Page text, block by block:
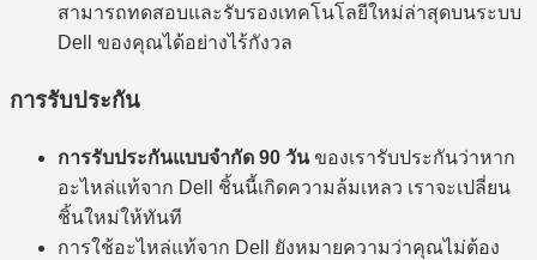
สามารถทดสอบและรับรองเทคโนโลยีใหม่ล่าสุดบนระบบ
Dell ของคุณได้อย่างไร้กังวล
การรับประกัน
การรับประกันแบบจำกัด 90 วันของเรารับประกันว่าหาก
อะไหล่แท้จาก Dell ชิ้นนี้เกิดความล้มเหลว เราจะเปลี่ยน
ชิ้นใหม่ให้ทันที
การใช้อะไหล่แท้จาก Dell ยังหมายความว่าคุณไม่ต้อง